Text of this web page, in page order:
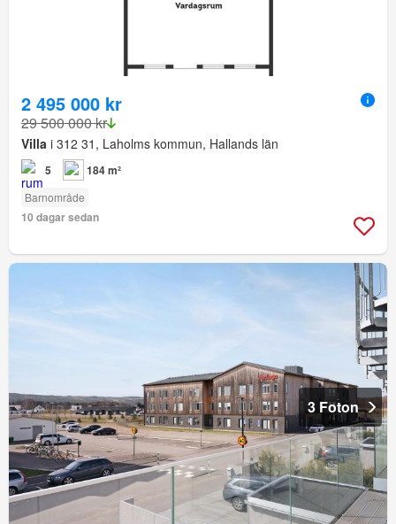
2 495 000 kr
29 500 000 kr
Villa i 312 31, Laholms kommun, Hallands län
5 184 m²
Barnområde
10 dagar sedan
3 Foton